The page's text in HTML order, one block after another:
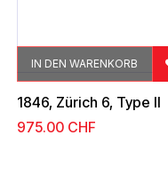
1846, Zürich 6, Type II
IN DEN WARENKORB
975.00 CHF